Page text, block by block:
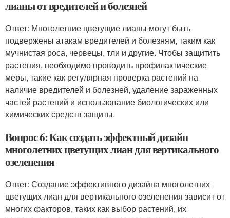
лианы от вредителей и болезней
Ответ: Многолетние цветущие лианы могут быть
подвержены атакам вредителей и болезням, таким как
мучнистая роса, червецы, тли и другие. Чтобы защитить
растения, необходимо проводить профилактические
меры, такие как регулярная проверка растений на
наличие вредителей и болезней, удаление зараженных
частей растений и использование биологических или
химических средств защиты.
Вопрос 6: Как создать эффектный дизайн
многолетних цветущих лиан для вертикального
озеленения
Ответ: Создание эффективного дизайна многолетних
цветущих лиан для вертикального озеленения зависит от
многих факторов, таких как выбор растений, их